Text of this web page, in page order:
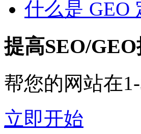
什么是 GEO
提高SEO/
帮您的网站在
立即开始